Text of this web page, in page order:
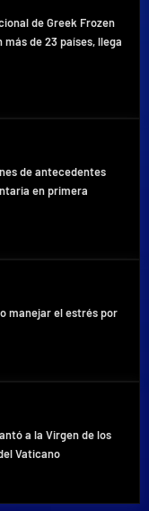
de Greek Frozen
de 23 países, llega
de antecedentes
en primera
manejar el estrés por
a la Virgen de los
Vaticano